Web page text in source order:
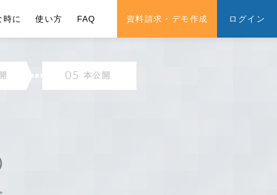
時に 使い方 FAQ 資料請求・デモ作成 ログイン
05 本公開